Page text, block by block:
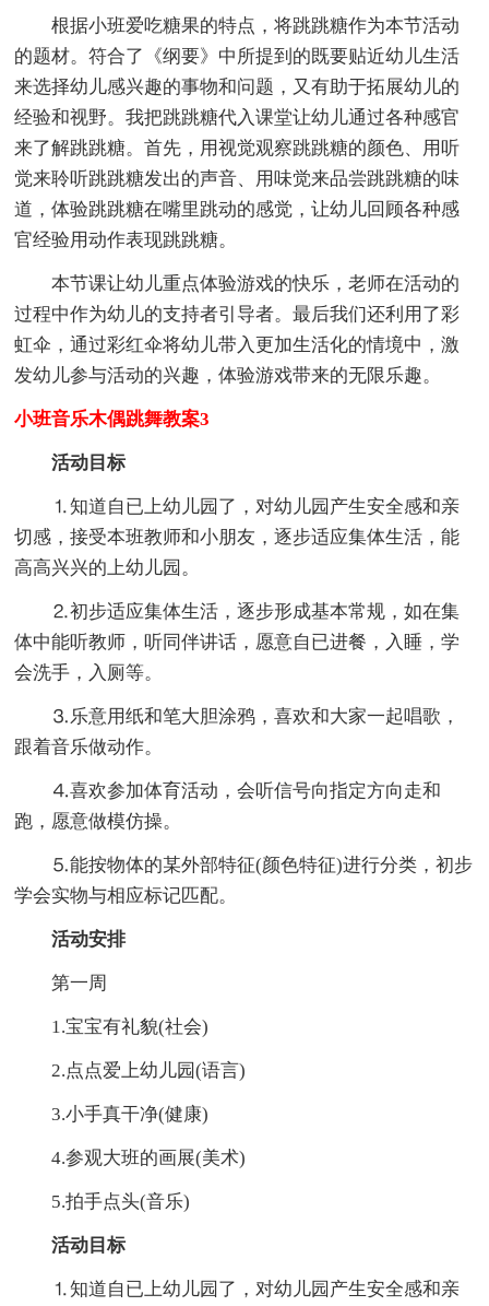
根据小班爱吃糖果的特点，将跳跳糖作为本节活动
的题材。符合了《纲要》中所提到的既要贴近幼儿生活
来选择幼儿感兴趣的事物和问题，又有助于拓展幼儿的
经验和视野。我把跳跳糖代入课堂让幼儿通过各种感官
来了解跳跳糖。首先，用视觉观察跳跳糖的颜色、用听
觉来聆听跳跳糖发出的声音、用味觉来品尝跳跳糖的味
道，体验跳跳糖在嘴里跳动的感觉，让幼儿回顾各种感
官经验用动作表现跳跳糖。
本节课让幼儿重点体验游戏的快乐，老师在活动的
过程中作为幼儿的支持者引导者。最后我们还利用了彩
虹伞，通过彩红伞将幼儿带入更加生活化的情境中，激
发幼儿参与活动的兴趣，体验游戏带来的无限乐趣。
小班音乐木偶跳舞教案3
活动目标
⒈知道自已上幼儿园了，对幼儿园产生安全感和亲
切感，接受本班教师和小朋友，逐步适应集体生活，能
高高兴兴的上幼儿园。
⒉初步适应集体生活，逐步形成基本常规，如在集
体中能听教师，听同伴讲话，愿意自已进餐，入睡，学
会洗手，入厕等。
⒊乐意用纸和笔大胆涂鸦，喜欢和大家一起唱歌，
跟着音乐做动作。
⒋喜欢参加体育活动，会听信号向指定方向走和
跑，愿意做模仿操。
⒌能按物体的某外部特征(颜色特征)进行分类，初步
学会实物与相应标记匹配。
活动安排
第一周
1.宝宝有礼貌(社会)
2.点点爱上幼儿园(语言)
3.小手真干净(健康)
4.参观大班的画展(美术)
5.拍手点头(音乐)
活动目标
⒈知道自已上幼儿园了，对幼儿园产生安全感和亲